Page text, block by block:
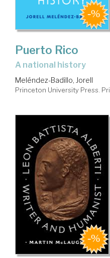
Puerto Rico
a national history
Meléndez-Badillo, Jorell
Princeton University Press.